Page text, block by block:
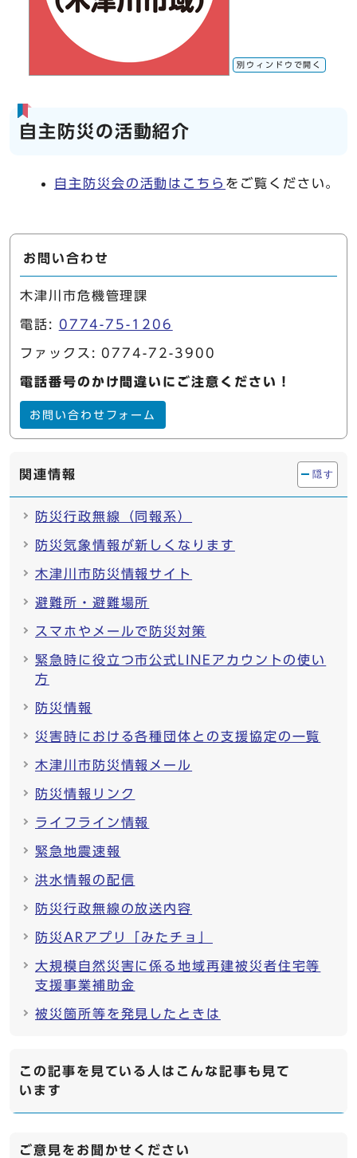
別ウィンドウで開く
自主防災の活動紹介
自主防災会の活動はこちら をご覧ください。
お問い合わせ
木津川市危機管理課
電話: 0774-75-1206
ファックス: 0774-72-3900
電話番号のかけ間違いにご注意ください！
お問い合わせフォーム
関連情報 隠す
防災行政無線（同報系）
防災気象情報が新しくなります
木津川市防災情報サイト
避難所・避難場所
スマホやメールで防災対策
緊急時に役立つ市公式LINEアカウントの使い
方
防災情報
災害時における各種団体との支援協定の一覧
木津川市防災情報メール
防災情報リンク
ライフライン情報
緊急地震速報
洪水情報の配信
防災行政無線の放送内容
防災ARアプリ「みたチョ」
大規模自然災害に係る地域再建被災者住宅等
支援事業補助金
被災箇所等を発見したときは
この記事を見ている人はこんな記事も見て
います
ご意見をお聞かせください